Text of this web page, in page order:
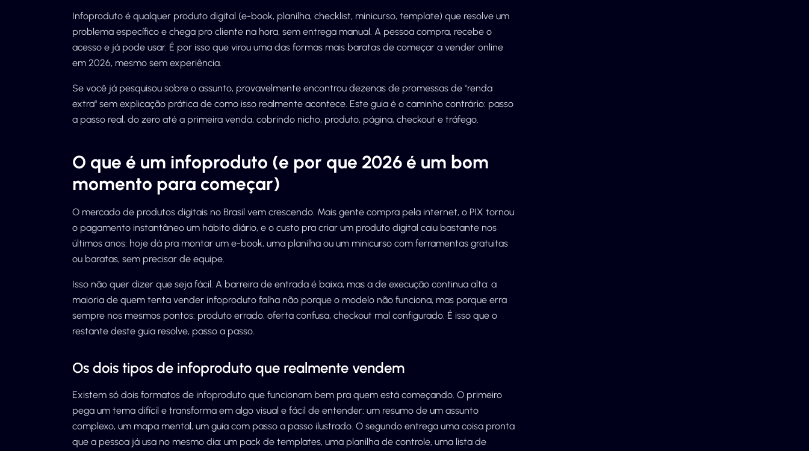
Infoproduto é qualquer produto digital (e-book, planilha, checklist, minicurso, template) que resolve um
problema específico e chega pro cliente na hora, sem entrega manual. A pessoa compra, recebe o
acesso e já pode usar. É por isso que virou uma das formas mais baratas de começar a vender online
em 2026, mesmo sem experiência.
Se você já pesquisou sobre o assunto, provavelmente encontrou dezenas de promessas de "renda
extra" sem explicação prática de como isso realmente acontece. Este guia é o caminho contrário: passo
a passo real, do zero até a primeira venda, cobrindo nicho, produto, página, checkout e tráfego.
O que é um infoproduto (e por que 2026 é um bom
momento para começar)
O mercado de produtos digitais no Brasil vem crescendo. Mais gente compra pela internet, o PIX tornou
o pagamento instantâneo um hábito diário, e o custo pra criar um produto digital caiu bastante nos
últimos anos: hoje dá pra montar um e-book, uma planilha ou um minicurso com ferramentas gratuitas
ou baratas, sem precisar de equipe.
Isso não quer dizer que seja fácil. A barreira de entrada é baixa, mas a de execução continua alta: a
maioria de quem tenta vender infoproduto falha não porque o modelo não funciona, mas porque erra
sempre nos mesmos pontos: produto errado, oferta confusa, checkout mal configurado. É isso que o
restante deste guia resolve, passo a passo.
Os dois tipos de infoproduto que realmente vendem
Existem só dois formatos de infoproduto que funcionam bem pra quem está começando. O primeiro
pega um tema difícil e transforma em algo visual e fácil de entender: um resumo de um assunto
complexo, um mapa mental, um guia com passo a passo ilustrado. O segundo entrega uma coisa pronta
que a pessoa já usa no mesmo dia: um pack de templates, uma planilha de controle, uma lista de